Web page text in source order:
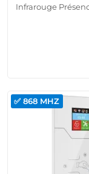
Infrarouge
✅ 868 MHZ